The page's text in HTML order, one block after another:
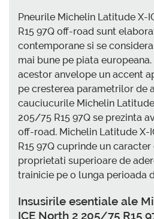
Pneurile Michelin Latitude X-
R15 97Q off-road sunt
contemporane si se
mai bune pe piata
acestor anvelope un accent
pe cresterea parametrilor de
cauciucurile Michelin
205/75 R15 97Q se prezinta
off-road. Michelin Latitude X-
R15 97Q cuprinde un
proprietati superioare de
trainicie pe o lunga perioada
Insusirile esentiale ale
ICE North 2 205/75 R15